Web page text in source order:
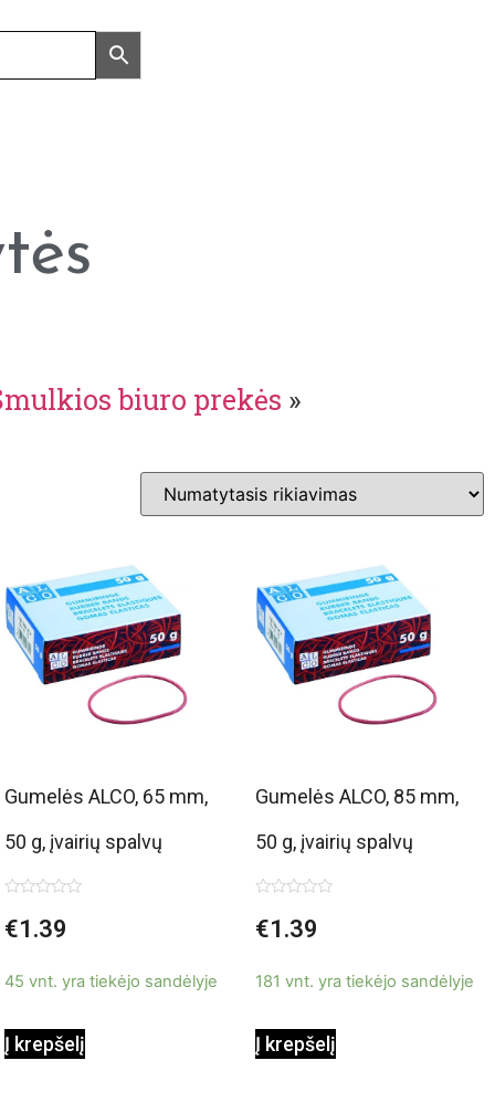
biuro prekės »
Gumelės ALCO, 65 mm,
50 g, įvairių spalvų
0
iš
€1.39
45 vnt. yra tiekėjo sandėlyje
Į krepšelį
Gumelės ALCO, 85 mm,
50 g, įvairių spalvų
0
iš
€1.39
181 vnt. yra tiekėjo sandėlyje
Į krepšelį